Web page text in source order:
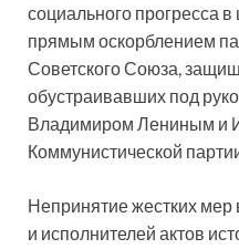
социального прогресса
прямым оскорблением
Советского Союза,
обустраивавших под
Владимиром Лениным и
Коммунистической
Непринятие жестких мер
и исполнителей актов